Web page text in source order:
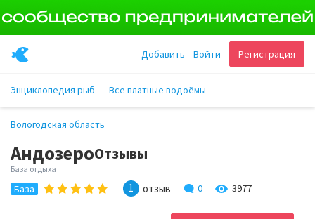
Регистрация
Войти
Добавить
Энциклопедия рыб Все платные водоёмы
Вологодская область
АндозероОтзывы
База отдыха
База 1 отзыв 0 3977